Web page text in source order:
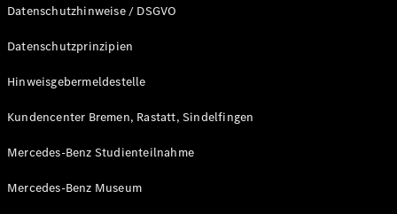
Datenschutzhinweise / DSGVO
Datenschutzprinzipien
Hinweisgebermeldestelle
Kundencenter Bremen, Rastatt, Sindelfingen
Mercedes-Benz Studienteilnahme
Mercedes-Benz Museum